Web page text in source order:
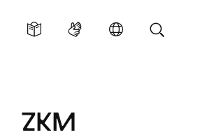
ZKM